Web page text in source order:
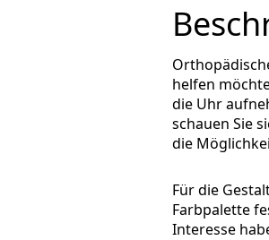
helfen
die Uhr
schauen Sie
die
Für die
Farbpalette
Interesse